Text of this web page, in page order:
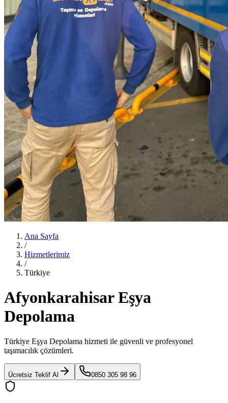
Ana Sayfa
/
Hizmetlerimiz
/
Türkiye
Afyonkarahisar Eşya
Depolama
Türkiye Eşya Depolama hizmeti ile güvenli ve profesyonel
taşımacılık çözümleri.
Ücretsiz Teklif Al 0850 305 98 96